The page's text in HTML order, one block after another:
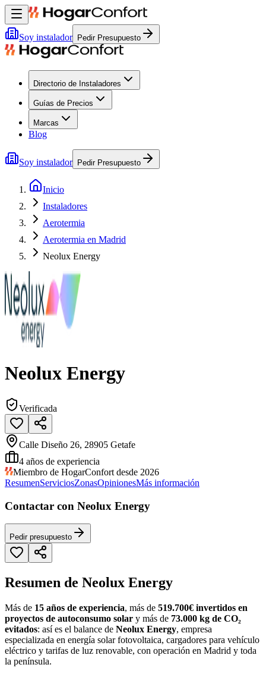
Soy instalador Pedir Presupuesto
Directorio de Instaladores
Guías de Precios
Marcas
Blog
Soy instalador Pedir Presupuesto
Inicio
Instaladores
Aerotermia
Aerotermia en Madrid
Neolux Energy
Neolux Energy
Verificada
Calle Diseño 26, 28905 Getafe
4 años de experiencia
Miembro de HogarConfort desde 2026
ResumenServiciosZonasOpinionesMás información
Contactar con Neolux Energy
Pedir presupuesto
Resumen de Neolux Energy
Más de 15 años de experiencia, más de 519.700€ invertidos en
proyectos de autoconsumo solar y más de 73.000 kg de CO₂
evitados: así es el balance de Neolux Energy, empresa
especializada en energía solar fotovoltaica, cargadores para vehículo
eléctrico y tarifas de luz renovable, con operación en Madrid y toda
la península.